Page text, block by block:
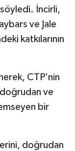
İncirli,
ve Jale
katkılarının
CTP'nin
ve
bir
doğrudan